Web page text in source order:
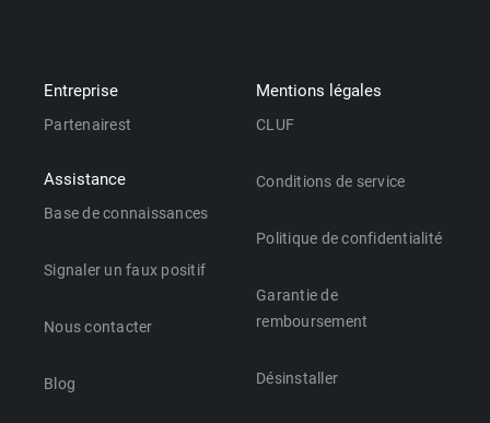
Entreprise
Partenairest
Assistance
Base de connaissances
Signaler un faux positif
Nous contacter
Blog
Mentions légales
CLUF
Conditions de service
Politique de confidentialité
Garantie de
remboursement
Désinstaller